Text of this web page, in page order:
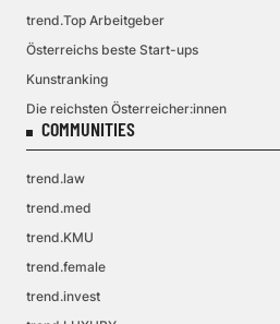
trend.Top Arbeitgeber
Österreichs beste Start-ups
Kunstranking
Die reichsten Österreicher:innen
COMMUNITIES
trend.law
trend.med
trend.KMU
trend.female
trend.invest